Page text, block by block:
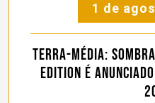
1 de
Terra-média:
Edition é anunciado